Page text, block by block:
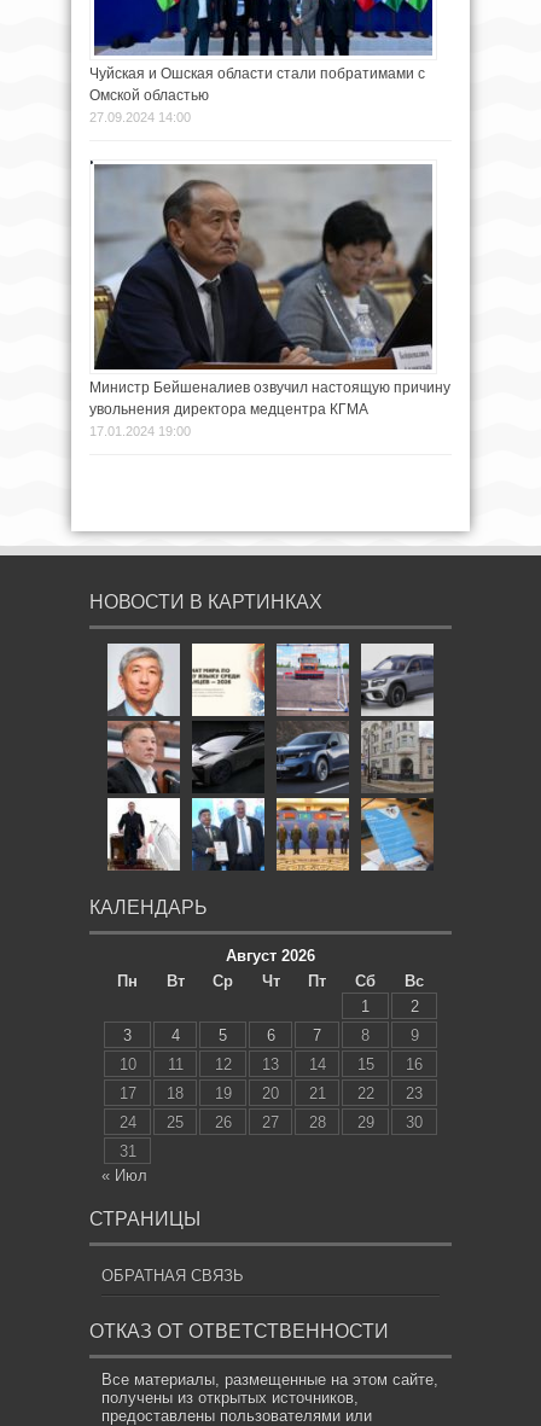
Чуйская и Ошская области стали побратимами с
Омской областью
27.09.2024 14:00
Министр Бейшеналиев озвучил настоящую причину
увольнения директора медцентра КГМА
17.01.2024 19:00
НОВОСТИ В КАРТИНКАХ
КАЛЕНДАРЬ
Август 2026
Пн
Вт Ср Чт Пт Сб
Вс
1
2
3
4 5 6 7 8
9
10
11 12 13 14 15
16
17
18 19 20 21 22
23
24
25 26 27 28 29
30
31
« Июл
СТРАНИЦЫ
ОБРАТНАЯ СВЯЗЬ
ОТКАЗ ОТ ОТВЕТСТВЕННОСТИ
Все материалы, размещенные на этом сайте,
получены из открытых источников,
предоставлены пользователями или